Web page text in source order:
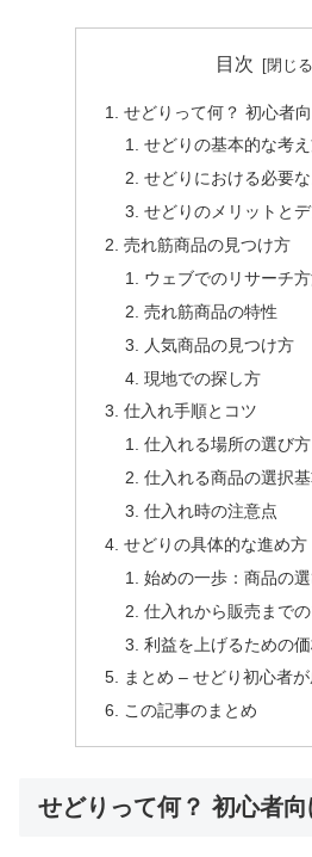
目次
せどりって何？ 初心者
せどりの基本的な考
せどりにおける必要
せどりのメリットと
売れ筋商品の見つけ方
ウェブでのリサーチ
売れ筋商品の特性
人気商品の見つけ方
現地での探し方
仕入れ手順とコツ
仕入れる場所の選び方
仕入れる商品の選択
仕入れ時の注意点
せどりの具体的な進め方
始めの一歩：商品の
仕入れから販売まで
利益を上げるための
まとめ – せどり初心者
この記事のまとめ
せどりって何？ 初心者